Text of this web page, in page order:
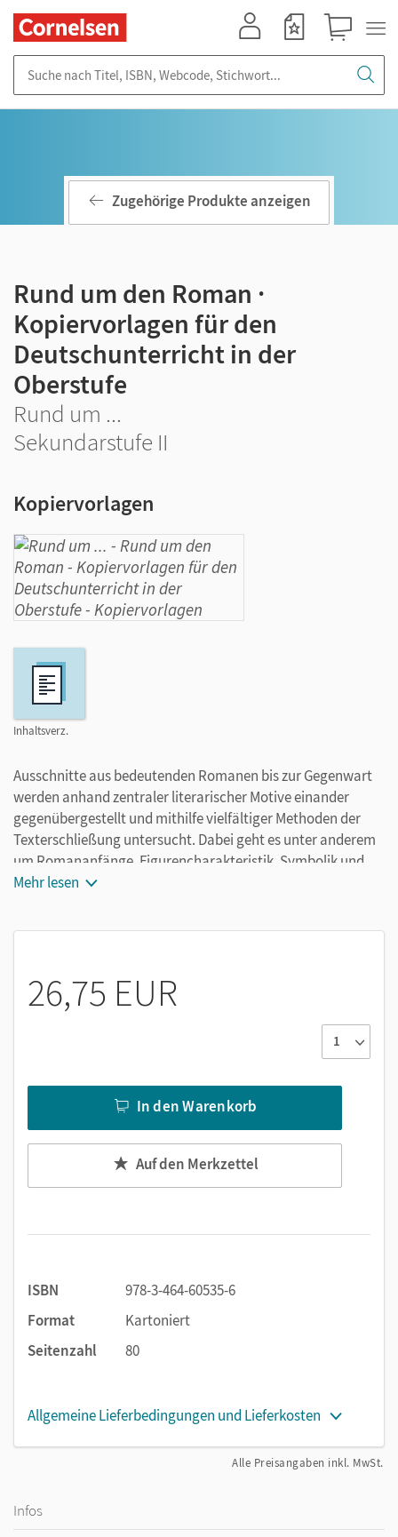
Inhaltsverz.
Zugehörige Produkte anzeigen
Rund um den Roman ·
Kopiervorlagen für den
Deutschunterricht in der
Oberstufe
Rund um ...
Sekundarstufe II
Kopiervorlagen
Ausschnitte aus bedeutenden Romanen bis zur Gegenwart
werden anhand zentraler literarischer Motive einander
gegenübergestellt und mithilfe vielfältiger Methoden der
Texterschließung untersucht. Dabei geht es unter anderem
um Romananfänge, Figurencharakteristik, Symbolik und
Zeitstruktur.
Mehr lesen
26,75 EUR
In den Warenkorb
Auf den Merkzettel
ISBN
978-3-464-60535-6
Format
Kartoniert
Seitenzahl
80
Allgemeine Lieferbedingungen und Lieferkosten
Alle Preisangaben inkl. MwSt.
Infos